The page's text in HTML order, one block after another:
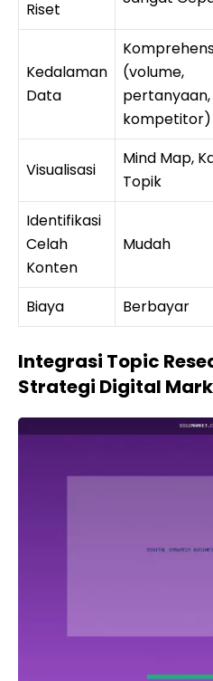
Riset
Kedalaman
Data
(volume,
pertanyaan,
kompetitor)
Visualisasi
Mind Map,
Topik
Identifikasi
Celah
Konten
Mudah
Biaya Berbayar
Integrasi Topic
Strategi Digital